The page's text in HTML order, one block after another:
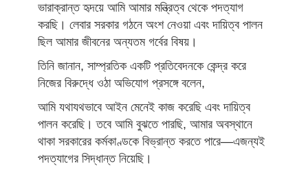
ভারাক্রান্ত হৃদয়ে আমি আমার মন্ত্রিত্ব থেকে পদত্যাগ
করছি। লেবার সরকার গঠনে অংশ নেওয়া এবং দায়িত্ব পালন
ছিল আমার জীবনের অন্যতম গর্বের বিষয়।
তিনি জানান, সাম্প্রতিক একটি প্রতিবেদনকে কেন্দ্র করে
নিজের বিরুদ্ধে ওঠা অভিযোগ প্রসঙ্গে বলেন,
আমি যথাযথভাবে আইন মেনেই কাজ করেছি এবং দায়িত্ব
পালন করেছি। তবে আমি বুঝতে পারছি, আমার অবস্থানে
থাকা সরকারের কর্মকাণ্ডকে বিভ্রান্ত করতে পারে—এজন্যই
পদত্যাগের সিদ্ধান্ত নিয়েছি।